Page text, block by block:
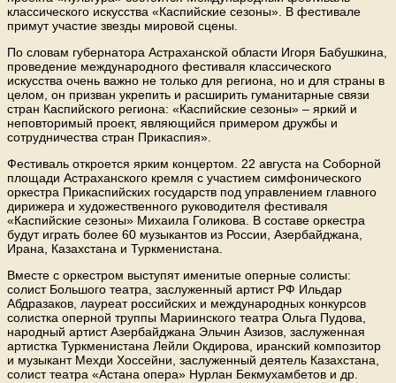
классического искусства «Каспийские сезоны». В фестивале
примут участие звезды мировой сцены.
По словам губернатора Астраханской области Игоря Бабушкина,
проведение международного фестиваля классического
искусства очень важно не только для региона, но и для страны в
целом, он призван укрепить и расширить гуманитарные связи
стран Каспийского региона: «Каспийские сезоны» – яркий и
неповторимый проект, являющийся примером дружбы и
сотрудничества стран Прикаспия».
Фестиваль откроется ярким концертом. 22 августа на Соборной
площади Астраханского кремля с участием симфонического
оркестра Прикаспийских государств под управлением главного
дирижера и художественного руководителя фестиваля
«Каспийские сезоны» Михаила Голикова. В составе оркестра
будут играть более 60 музыкантов из России, Азербайджана,
Ирана, Казахстана и Туркменистана.
Вместе с оркестром выступят именитые оперные солисты:
солист Большого театра, заслуженный артист РФ Ильдар
Абдразаков, лауреат российских и международных конкурсов
солистка оперной труппы Мариинского театра Ольга Пудова,
народный артист Азербайджана Эльчин Азизов, заслуженная
артистка Туркменистана Лейли Окдирова, иранский композитор
и музыкант Мехди Хоссейни, заслуженный деятель Казахстана,
солист театра «Астана опера» Нурлан Бекмухамбетов и др.